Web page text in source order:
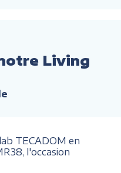
Living
TECADOM en
l'occasion